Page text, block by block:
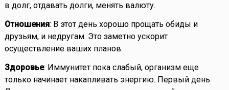
в долг, отдавать долги, менять валюту.
Отношения: В этот день хорошо прощать обиды и
друзьям, и недругам. Это заметно ускорит
осуществление ваших планов.
Здоровье: Иммунитет пока слабый, организм еще
только начинает накапливать энергию. Первый день